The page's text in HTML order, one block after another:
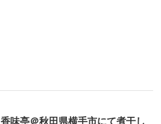
香味亭＠秋田県横手市にて煮干し